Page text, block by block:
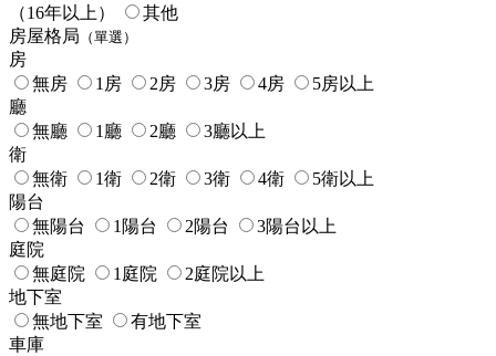
（16年以上）
其他
房屋格局 （單選）
房
無房
1房 2房 3房 4房
5房以上
廳
無廳
1廳 2廳
3廳以上
衛
無衛
1衛 2衛 3衛 4衛
5衛以上
陽台
無陽台
1陽台 2陽台
3陽台以上
庭院
無庭院
1庭院
2庭院以上
地下室
無地下室
有地下室
車庫